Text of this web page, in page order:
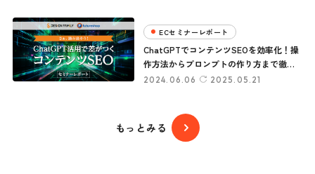
ECセミナーレポート
2024.06.06 2025.05.21
ChatGPTでコンテンツSEOを効率化！操
作方法からプロンプトの作り方まで徹底
解説
もっとみる